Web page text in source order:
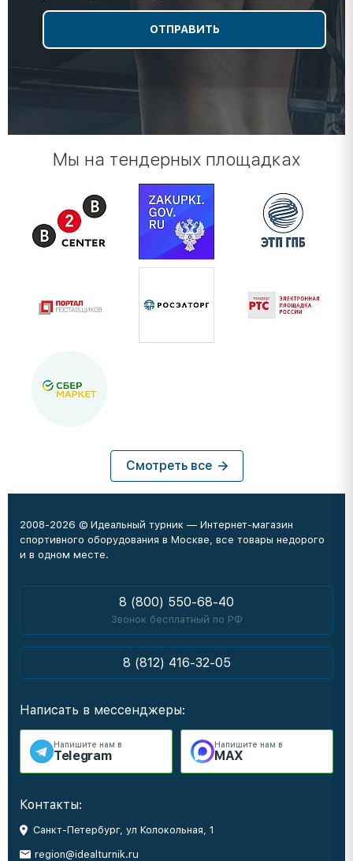
Мы на тендерных площадках
Смотреть все
2008-2026 © Идеальный турник — Интернет-магазин
спортивного оборудования в Москве, все товары недорого
и в одном месте.
8 (800) 550-68-40
Звонок бесплатный по РФ
8 (812) 416-32-05
Написать в мессенджеры:
Напишите нам в
Telegram
Напишите нам в
MAX
Контакты:
Санкт-Петербург, ул Колокольная, 1
region@idealturnik.ru